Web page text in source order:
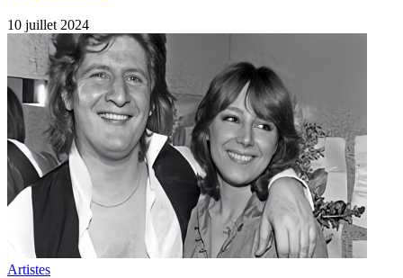
10 juillet 2024
Artistes